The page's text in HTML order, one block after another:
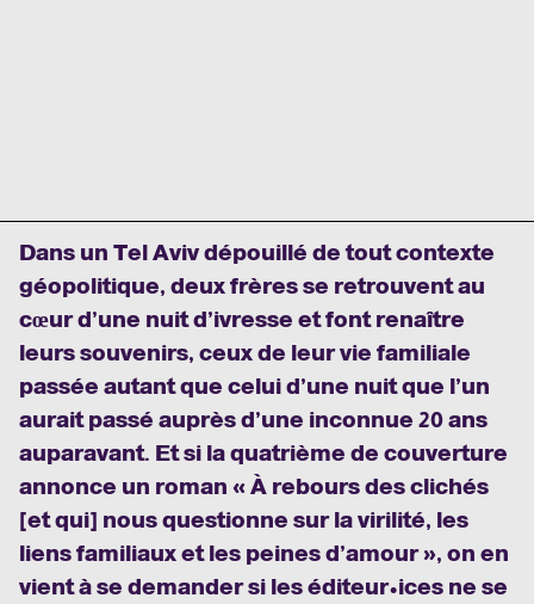
Dans un Tel Aviv dépouillé de tout contexte
géopolitique, deux frères se retrouvent au
cœur d’une nuit d’ivresse et font renaître
leurs souvenirs, ceux de leur vie familiale
passée autant que celui d’une nuit que l’un
aurait passé auprès d’une inconnue 20 ans
auparavant. Et si la quatrième de couverture
annonce un roman « À rebours des clichés
[et qui] nous questionne sur la virilité, les
liens familiaux et les peines d’amour », on en
vient à se demander si les éditeur•ices ne se